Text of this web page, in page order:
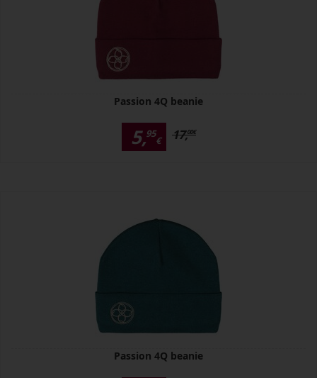
Passion 4Q beanie
5,95
€ 17,00€
Passion 4Q beanie